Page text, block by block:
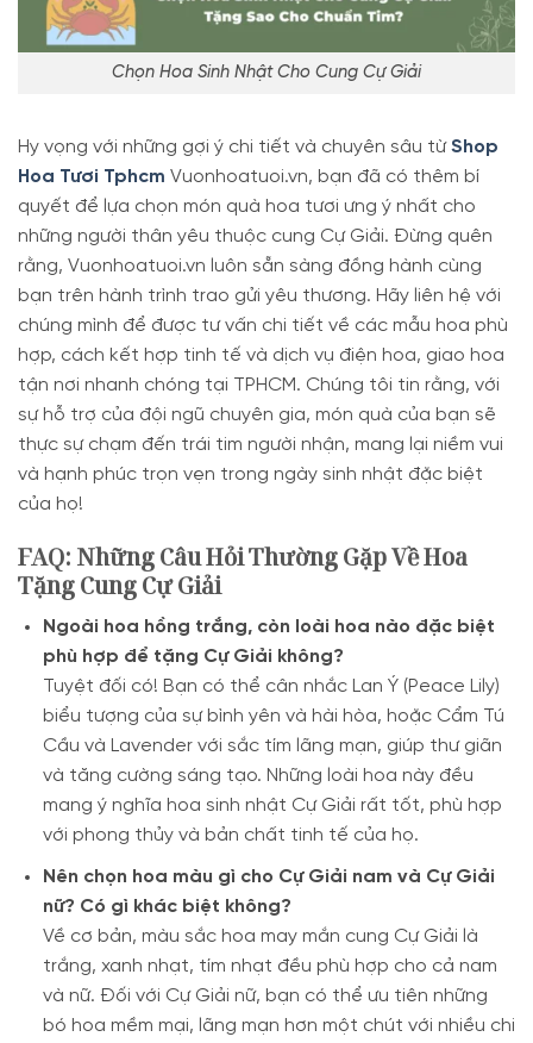
Chọn Hoa Sinh Nhật Cho Cung Cự Giải
Hy vọng với những gợi ý chi tiết và chuyên sâu từShop
Hoa Tươi Tphcm Vuonhoatuoi.vn, bạn đã có thêm bí
quyết để lựa chọn món quà hoa tươi ưng ý nhất cho
những người thân yêu thuộc cung Cự Giải. Đừng quên
rằng, Vuonhoatuoi.vn luôn sẵn sàng đồng hành cùng
bạn trên hành trình trao gửi yêu thương. Hãy liên hệ với
chúng mình để được tư vấn chi tiết về các mẫu hoa phù
hợp, cách kết hợp tinh tế và dịch vụ điện hoa, giao hoa
tận nơi nhanh chóng tại TPHCM. Chúng tôi tin rằng, với
sự hỗ trợ của đội ngũ chuyên gia, món quà của bạn sẽ
thực sự chạm đến trái tim người nhận, mang lại niềm vui
và hạnh phúc trọn vẹn trong ngày sinh nhật đặc biệt
của họ!
FAQ: Những Câu Hỏi Thường Gặp Về Hoa
Tặng Cung Cự Giải
Ngoài hoa hồng trắng, còn loài hoa nào đặc biệt
phù hợp để tặng Cự Giải không?
Tuyệt đối có! Bạn có thể cân nhắc Lan Ý (Peace Lily)
biểu tượng của sự bình yên và hài hòa, hoặc Cẩm Tú
Cầu và Lavender với sắc tím lãng mạn, giúp thư giãn
và tăng cường sáng tạo. Những loài hoa này đều
mang ý nghĩa hoa sinh nhật Cự Giải rất tốt, phù hợp
với phong thủy và bản chất tinh tế của họ.
Nên chọn hoa màu gì cho Cự Giải nam và Cự Giải
nữ? Có gì khác biệt không?
Về cơ bản, màu sắc hoa may mắn cung Cự Giải là
trắng, xanh nhạt, tím nhạt đều phù hợp cho cả nam
và nữ. Đối với Cự Giải nữ, bạn có thể ưu tiên những
bó hoa mềm mại, lãng mạn hơn một chút với nhiều chi